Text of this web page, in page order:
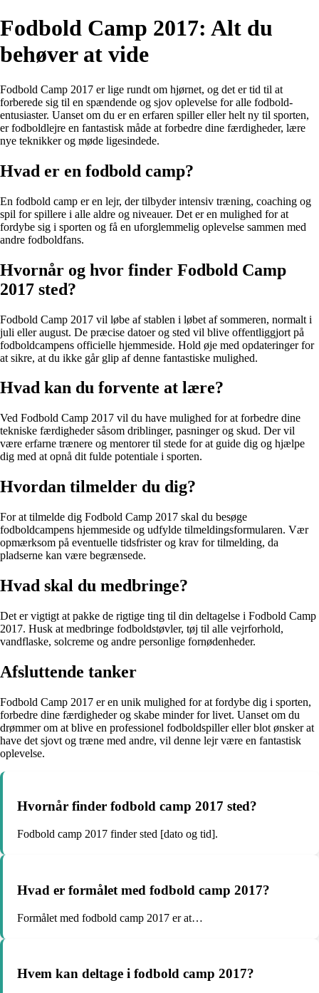
Fodbold Camp 2017: Alt du
behøver at vide
Fodbold Camp 2017 er lige rundt om hjørnet, og det er tid til at
forberede sig til en spændende og sjov oplevelse for alle fodbold-
entusiaster. Uanset om du er en erfaren spiller eller helt ny til sporten,
er fodboldlejre en fantastisk måde at forbedre dine færdigheder, lære
nye teknikker og møde ligesindede.
Hvad er en fodbold camp?
En fodbold camp er en lejr, der tilbyder intensiv træning, coaching og
spil for spillere i alle aldre og niveauer. Det er en mulighed for at
fordybe sig i sporten og få en uforglemmelig oplevelse sammen med
andre fodboldfans.
Hvornår og hvor finder Fodbold Camp
2017 sted?
Fodbold Camp 2017 vil løbe af stablen i løbet af sommeren, normalt i
juli eller august. De præcise datoer og sted vil blive offentliggjort på
fodboldcampens officielle hjemmeside. Hold øje med opdateringer for
at sikre, at du ikke går glip af denne fantastiske mulighed.
Hvad kan du forvente at lære?
Ved Fodbold Camp 2017 vil du have mulighed for at forbedre dine
tekniske færdigheder såsom driblinger, pasninger og skud. Der vil
være erfarne trænere og mentorer til stede for at guide dig og hjælpe
dig med at opnå dit fulde potentiale i sporten.
Hvordan tilmelder du dig?
For at tilmelde dig Fodbold Camp 2017 skal du besøge
fodboldcampens hjemmeside og udfylde tilmeldingsformularen. Vær
opmærksom på eventuelle tidsfrister og krav for tilmelding, da
pladserne kan være begrænsede.
Hvad skal du medbringe?
Det er vigtigt at pakke de rigtige ting til din deltagelse i Fodbold Camp
2017. Husk at medbringe fodboldstøvler, tøj til alle vejrforhold,
vandflaske, solcreme og andre personlige fornødenheder.
Afsluttende tanker
Fodbold Camp 2017 er en unik mulighed for at fordybe dig i sporten,
forbedre dine færdigheder og skabe minder for livet. Uanset om du
drømmer om at blive en professionel fodboldspiller eller blot ønsker at
have det sjovt og træne med andre, vil denne lejr være en fantastisk
oplevelse.
Hvornår finder fodbold camp 2017 sted?
Fodbold camp 2017 finder sted [dato og tid].
Hvad er formålet med fodbold camp 2017?
Formålet med fodbold camp 2017 er at…
Hvem kan deltage i fodbold camp 2017?